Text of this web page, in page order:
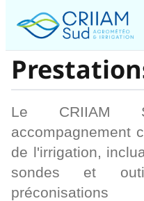
Le CRIIAM
accompagnement
de l'irrigation,
sondes et
préconisations